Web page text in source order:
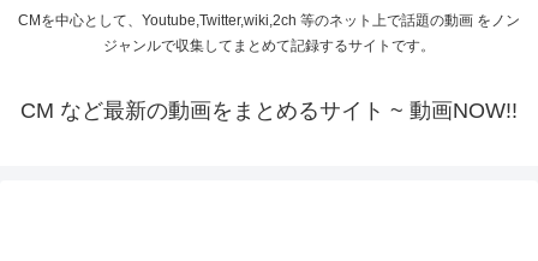
CMを中心として、Youtube,Twitter,wiki,2ch 等のネット上で話題の動画 をノン
ジャンルで収集してまとめて記録するサイトです。
CM など最新の動画をまとめるサイト ~ 動画NOW!!